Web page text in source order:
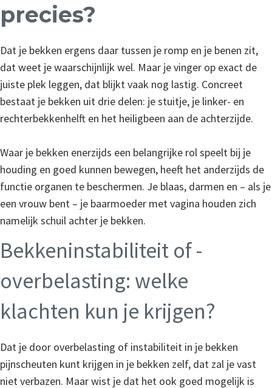
precies?
Dat je bekken ergens daar tussen je romp en je benen zit,
dat weet je waarschijnlijk wel. Maar je vinger op exact de
juiste plek leggen, dat blijkt vaak nog lastig. Concreet
bestaat je bekken uit drie delen: je stuitje, je linker- en
rechterbekkenhelft en het heiligbeen aan de achterzijde.
Waar je bekken enerzijds een belangrijke rol speelt bij je
houding en goed kunnen bewegen, heeft het anderzijds de
functie organen te beschermen. Je blaas, darmen en – als je
een vrouw bent – je baarmoeder met vagina houden zich
namelijk schuil achter je bekken.
Bekkeninstabiliteit of -
overbelasting: welke
klachten kun je krijgen?
Dat je door overbelasting of instabiliteit in je bekken
pijnscheuten kunt krijgen in je bekken zelf, dat zal je vast
niet verbazen. Maar wist je dat het ook goed mogelijk is